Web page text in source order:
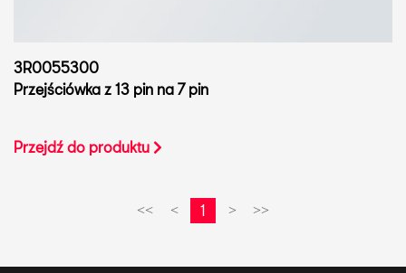
3R0055300
Przejściówka z 13 pin na 7 pin
Przejdź do produktu
<< < 1 > >>